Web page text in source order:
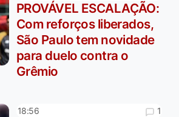
PROVÁVEL ESCALAÇÃO:
Com reforços liberados,
São Paulo tem novidade
para duelo contra o
Grêmio
18:56 1